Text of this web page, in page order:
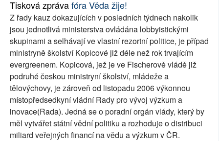
Tisková zprávafóra Věda žije!
Z řady kauz dokazujících v posledních týdnech nakolik
jsou jednotlivá ministerstva ovládána lobbyistickými
skupinami a selhávají ve vlastní rezortní politice, je případ
ministryně školství Kopicové již déle než rok trvajícím
evergreenem. Kopicová, jež je ve Fischerově vládě již
podruhé českou ministryní školství, mládeže a
tělovýchovy, je zároveň od listopadu 2006 výkonnou
místopředsedkyní vládní Rady pro vývoj výzkum a
inovace(Rada). Jedná se o poradní orgán vlády, který by
měl vytvářet státní vědní politiku a rozhoduje o distribuci
miliard veřejných financí na vědu a výzkum v ČR.